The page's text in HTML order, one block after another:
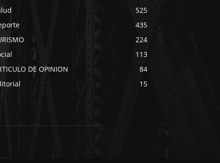
525
435
224
113
DE OPINION
84
15